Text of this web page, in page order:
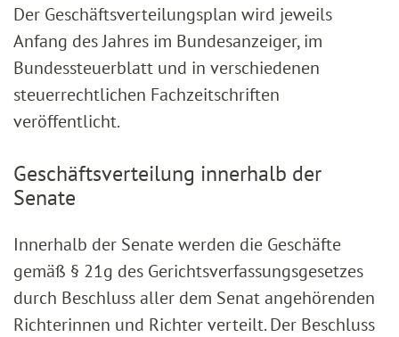
Der Geschäftsverteilungsplan wird jeweils
Anfang des Jahres im Bundesanzeiger, im
Bundessteuerblatt und in verschiedenen
steuerrechtlichen Fachzeitschriften
veröffentlicht.
Geschäftsverteilung innerhalb der
Senate
Innerhalb der Senate werden die Geschäfte
gemäß § 21g des Gerichtsverfassungsgesetzes
durch Beschluss aller dem Senat angehörenden
Richterinnen und Richter verteilt. Der Beschluss